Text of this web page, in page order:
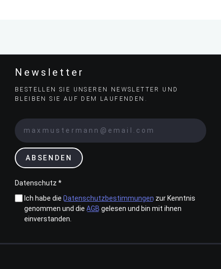
Newsletter
BESTELLEN SIE UNSEREN NEWSLETTER UND
BLEIBEN SIE AUF DEM LAUFENDEN.
ABSENDEN
Datenschutz *
Ich habe die Datenschutzbestimmungen zur Kenntnis
genommen und die AGB gelesen und bin mit ihnen
einverstanden.